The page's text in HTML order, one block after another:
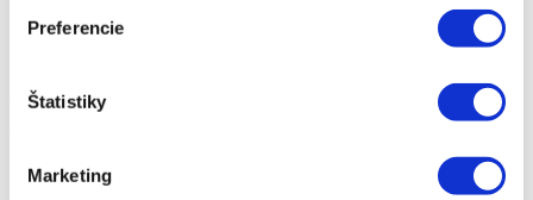
Preferencie
Štatistiky
Marketing
Skúšobná jazda vozidla
Servis a služby
Adresa